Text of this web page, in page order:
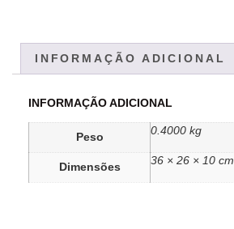
INFORMAÇÃO ADICIONAL
INFORMAÇÃO ADICIONAL
Peso
0.4000 kg
Dimensões
36 × 26 × 10 cm